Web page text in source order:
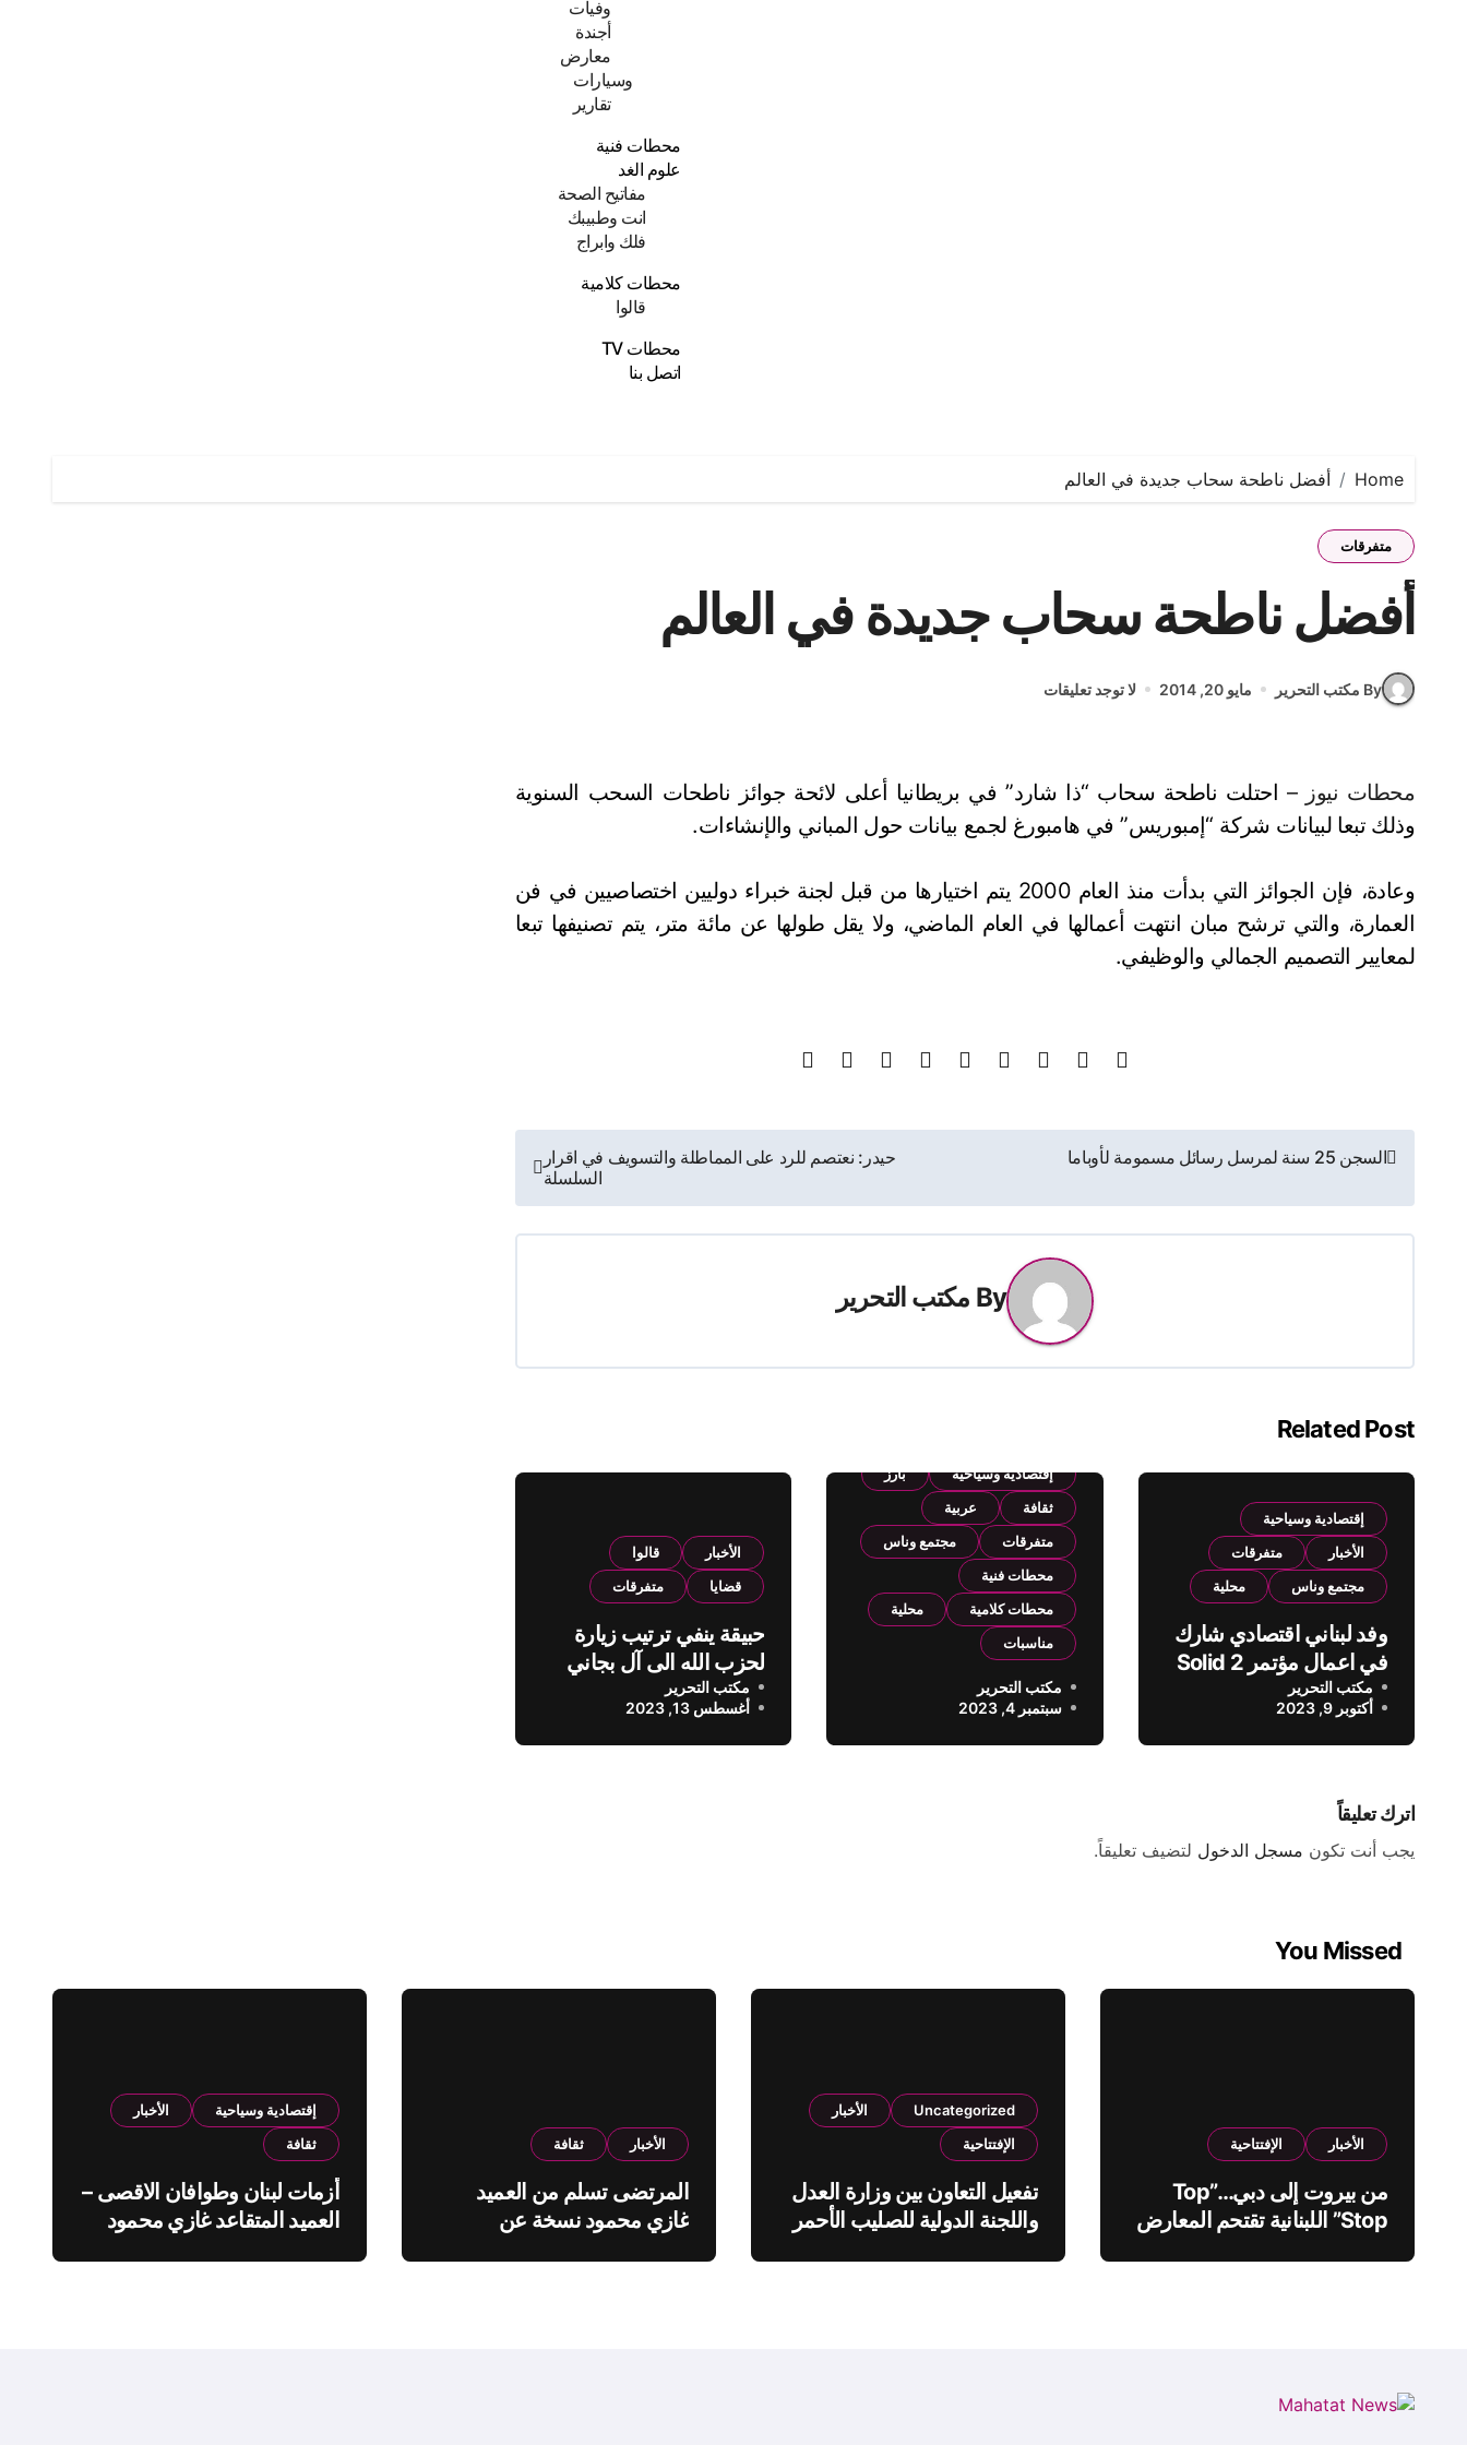
وفيات
أجندة
معارض
وسيارات
تقارير
محطات فنية
علوم الغد
مفاتيح الصحة
انت وطبيبك
فلك وابراج
محطات كلامية
قالوا
محطات TV
اتصل بنا
Home أفضل ناطحة سحاب جديدة في العالم
متفرقات
أفضل ناطحة سحاب جديدة في العالم
By مكتب التحرير مايو 20, 2014 لا توجد تعليقات
محطات نيوز – احتلت ناطحة سحاب “ذا شارد” في بريطانيا أعلى لائحة جوائز ناطحات السحب السنوية
وذلك تبعا لبيانات شركة “إمبوريس” في هامبورغ لجمع بيانات حول المباني والإنشاءات.
وعادة، فإن الجوائز التي بدأت منذ العام 2000 يتم اختيارها من قبل لجنة خبراء دوليين اختصاصيين في فن
العمارة، والتي ترشح مبان انتهت أعمالها في العام الماضي، ولا يقل طولها عن مائة متر، يتم تصنيفها تبعا
لمعايير التصميم الجمالي والوظيفي.
تصفّح
المقالات
السجن 25 سنة لمرسل رسائل مسمومة لأوباما
حيدر: نعتصم للرد على المماطلة والتسويف في اقرار
السلسلة
By مكتب التحرير
Related Post
إقتصادية وسياحية
الأخبار
متفرقات
مجتمع وناس
محلية
وفد لبناني اقتصادي شارك
في اعمال مؤتمر Solid 2
مكتب التحرير
أكتوبر 9, 2023
إقتصادية وسياحية
بارز
ثقافة
عربية
متفرقات
مجتمع وناس
محطات فنية
محطات كلامية
محلية
مناسبات
مهرجان زوق مكايل “بلدتنا
العيد” في نسخته الرابعة
مكتب التحرير
سبتمبر 4, 2023
الأخبار
قالوا
قضايا
متفرقات
حبيقة ينفي ترتيب زيارة
لحزب الله الى آل بجاني
مكتب التحرير
أغسطس 13, 2023
اترك تعليقاً
يجب أنت تكون مسجل الدخول لتضيف تعليقاً.
You Missed
الأخبار الإفتتاحية
من بيروت إلى دبي…”Top
Stop” اللبنانية تقتحم المعارض
Uncategorized
الأخبار
الإفتتاحية
تفعيل التعاون بين وزارة العدل
واللجنة الدولية للصليب الأحمر
الأخبار ثقافة
المرتضى تسلم من العميد
غازي محمود نسخة عن
إقتصادية وسياحية
الأخبار
ثقافة
أزمات لبنان وطوافان الاقصى –
العميد المتقاعد غازي محمود